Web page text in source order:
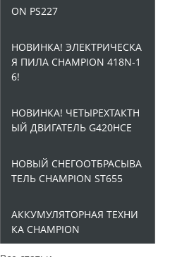
ON PS227
НОВИНКА! ЭЛЕКТРИЧЕСКА
Я ПИЛА CHAMPION 418N-1
6!
НОВИНКА! ЧЕТЫРЕХТАКТН
ЫЙ ДВИГАТЕЛЬ G420HCE
НОВЫЙ СНЕГООТБРАСЫВА
ТЕЛЬ CHAMPION ST655
АККУМУЛЯТОРНАЯ ТЕХНИ
КА CHAMPION